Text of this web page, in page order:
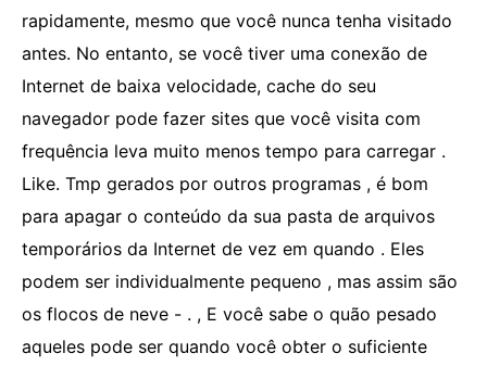
rapidamente, mesmo que você nunca tenha visitado
antes. No entanto, se você tiver uma conexão de
Internet de baixa velocidade, cache do seu
navegador pode fazer sites que você visita com
frequência leva muito menos tempo para carregar .
Like. Tmp gerados por outros programas , é bom
para apagar o conteúdo da sua pasta de arquivos
temporários da Internet de vez em quando . Eles
podem ser individualmente pequeno , mas assim são
os flocos de neve - . , E você sabe o quão pesado
aqueles pode ser quando você obter o suficiente